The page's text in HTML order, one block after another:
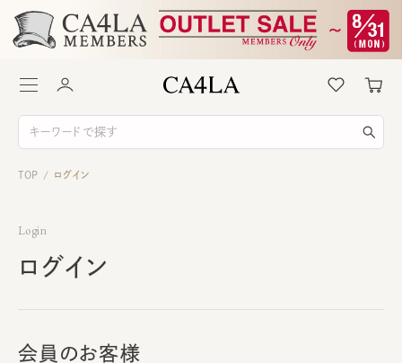
TOP / ログイン
Login
ログイン
会員のお客様